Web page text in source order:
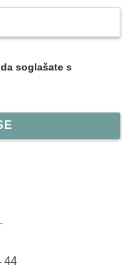
soglašate s
44